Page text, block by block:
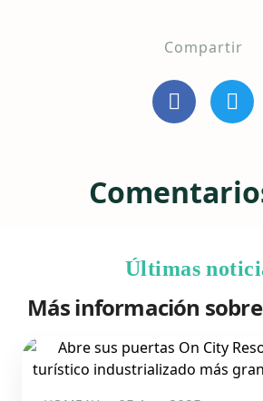
Compartir
Últimas
Más información